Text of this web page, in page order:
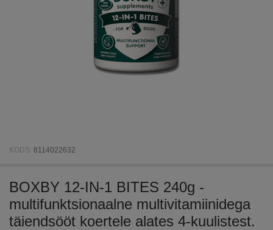
KODS: 8114022632
BOXBY 12-IN-1 BITES 240g -
multifunktsionaalne multivitamiinidega
täiendsööt koertele alates 4-kuulistest.